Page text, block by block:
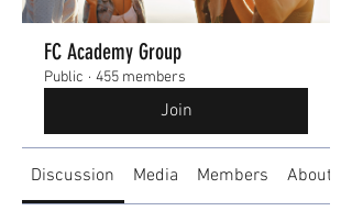
FC Academy Group
Public · 455 members
Join
Discussion Media Members About